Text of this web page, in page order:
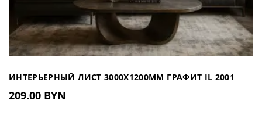
ИНТЕРЬЕРНЫЙ ЛИСТ 3000Х1200ММ ГРАФИТ IL 2001
(РОССИЯ)
209.00 BYN